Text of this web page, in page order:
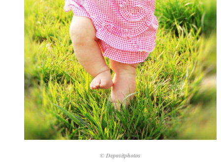
© Depositphotos